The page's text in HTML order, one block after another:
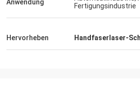
verbessern überprüfen für mich und
und wettbewerbsfähig, fahren wir fort, Ihr
Anwendung
Fertigungsindustrie
Hervorheben Handfaserlaser-